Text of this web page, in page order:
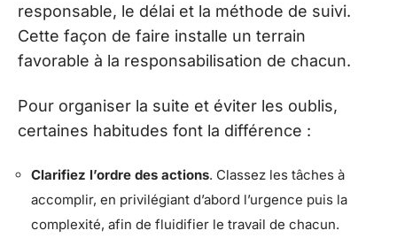
responsable, le délai et la méthode de suivi.
Cette façon de faire installe un terrain
favorable à la responsabilisation de chacun.
Pour organiser la suite et éviter les oublis,
certaines habitudes font la différence :
Clarifiez l’ordre des actions. Classez les tâches à
accomplir, en privilégiant d’abord l’urgence puis la
complexité, afin de fluidifier le travail de chacun.